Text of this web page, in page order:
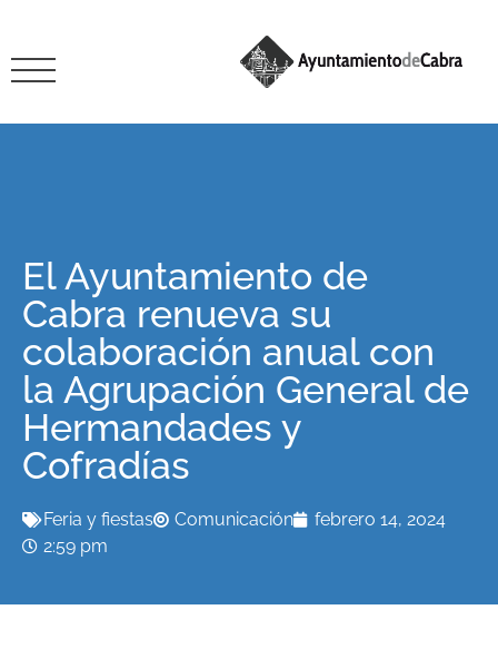
El Ayuntamiento de
Cabra renueva su
colaboración anual con
la Agrupación General de
Hermandades y
Cofradías
Feria y fiestas Comunicación
febrero 14, 2024
2:59 pm